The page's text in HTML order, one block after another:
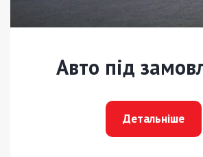
Авто під
Детальніше